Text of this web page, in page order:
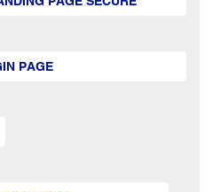
PAGE